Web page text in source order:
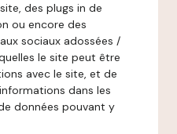
des plugs in de
ou encore des
sociaux adossées /
le site peut être
avec le site, et de
dans les
données pouvant y